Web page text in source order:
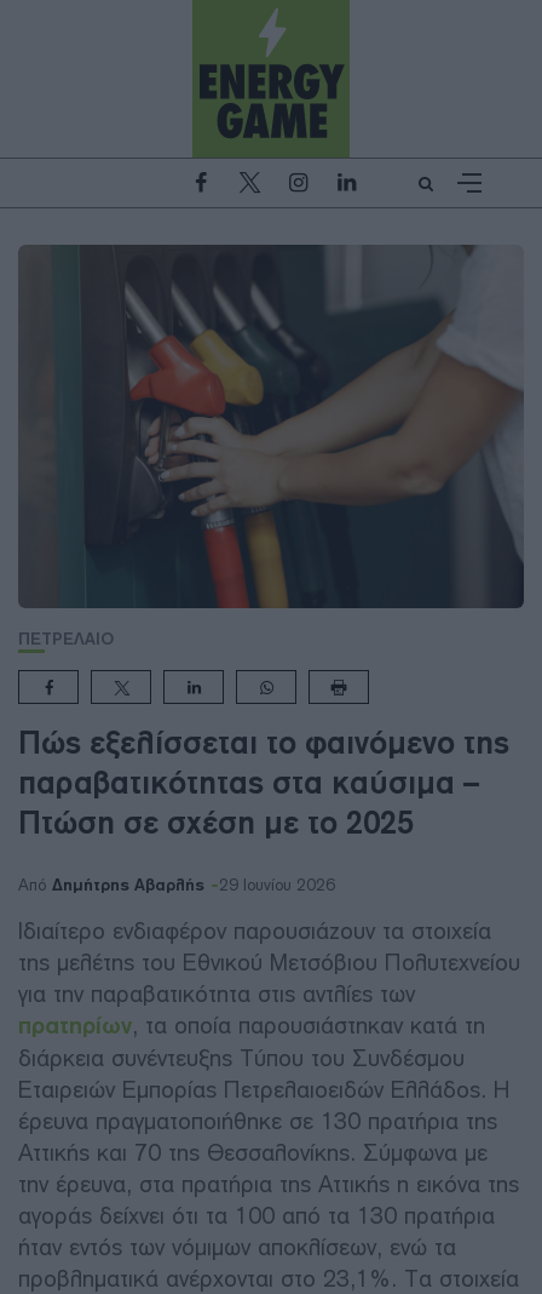
ΠΕΤΡΕΛΑΙΟ
Πώς εξελίσσεται το φαινόμενο της
παραβατικότητας στα καύσιμα –
Πτώση σε σχέση με το 2025
Από Δημήτρης Αβαρλής 29 Ιουνίου 2026
Ιδιαίτερο ενδιαφέρον παρουσιάζουν τα στοιχεία
της μελέτης του Εθνικού Μετσόβιου Πολυτεχνείου
για την παραβατικότητα στις αντλίες των
πρατηρίων, τα οποία παρουσιάστηκαν κατά τη
διάρκεια συνέντευξης Τύπου του Συνδέσμου
Εταιρειών Εμπορίας Πετρελαιοειδών Ελλάδος. Η
έρευνα πραγματοποιήθηκε σε 130 πρατήρια της
Αττικής και 70 της Θεσσαλονίκης. Σύμφωνα με
την έρευνα, στα πρατήρια της Αττικής η εικόνα της
αγοράς δείχνει ότι τα 100 από τα 130 πρατήρια
ήταν εντός των νόμιμων αποκλίσεων, ενώ τα
προβληματικά ανέρχονται στο 23,1%. Τα στοιχεία